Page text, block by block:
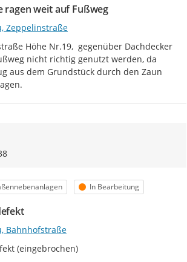
ragen weit auf Fußweg
Zeppelinstraße
Höhe Nr.19,  gegenüber Dachdecker
nicht richtig genutzt werden, da
aus dem Grundstück durch den Zaun
Zur Äußerung
Status
In Bearbeitung
Bahnhofstraße
(eingebrochen)